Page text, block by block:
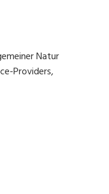
Natur
Providers,